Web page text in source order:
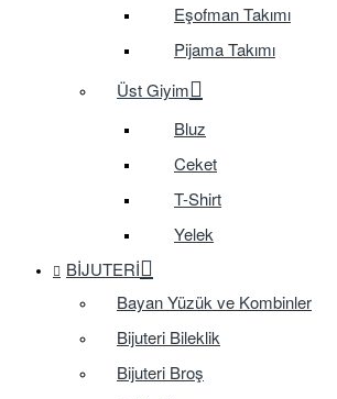
Eşofman Takımı
Pijama Takımı
Üst Giyim
Bluz
Ceket
T-Shirt
Yelek
BIJUTERI
Bayan Yüzük ve Kombinler
Bijuteri Bileklik
Bijuteri Broş